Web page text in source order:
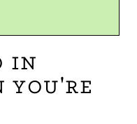
in
You're